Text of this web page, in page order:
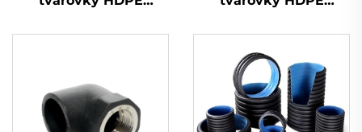
ohebné koleno
adaptéru